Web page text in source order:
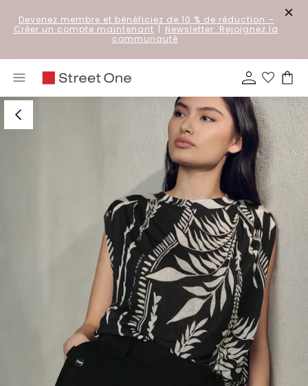
Devenez membre et bénéficiez de 10 % de réduction –
Créer un compte maintenant | Newsletter: Rejoignez la
communauté